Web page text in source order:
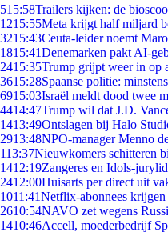
515:58Trailers kijken: de
1215:55Meta krijgt half miljard
3215:43Ceuta-leider noemt
1815:41Denemarken pakt AI-
2415:35Trump grijpt weer in op
3615:28Spaanse politie:
6915:03Israël meldt dood twee
4414:47Trump wil dat J.D.
1413:49Ontslagen bij Halo
2913:48NPO-manager Menno
113:37Nieuwkomers schitteren
1412:19Zangeres en Idols-
2412:00Huisarts per direct uit
1011:41Netflix-abonnees
2610:54NAVO zet wegens
1410:46Accell, moederbedrijf